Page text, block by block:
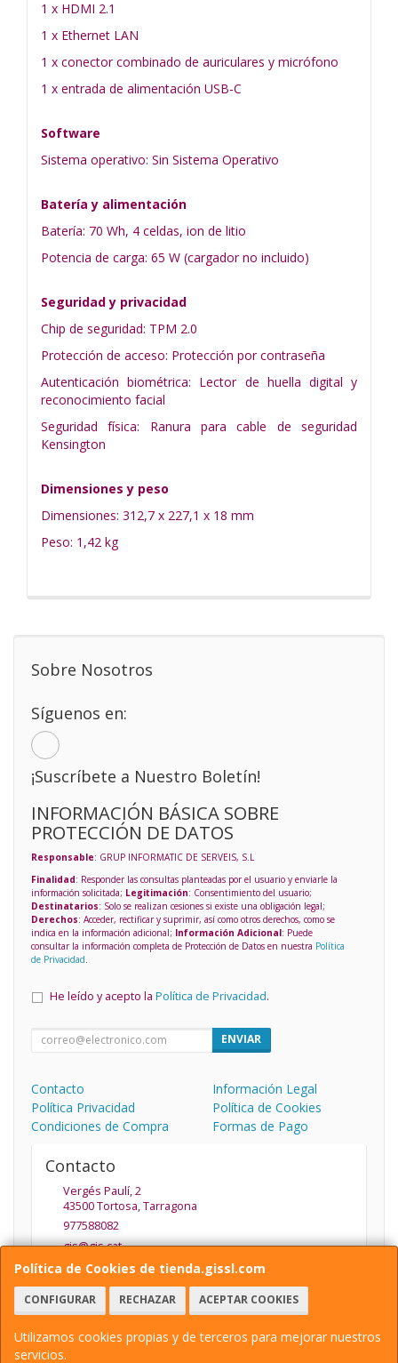
1 x HDMI 2.1
1 x Ethernet LAN
1 x conector combinado de auriculares y micrófono
1 x entrada de alimentación USB-C
Software
Sistema operativo: Sin Sistema Operativo
Batería y alimentación
Batería: 70 Wh, 4 celdas, ion de litio
Potencia de carga: 65 W (cargador no incluido)
Seguridad y privacidad
Chip de seguridad: TPM 2.0
Protección de acceso: Protección por contraseña
Autenticación biométrica: Lector de huella digital y
reconocimiento facial
Seguridad física: Ranura para cable de seguridad
Kensington
Dimensiones y peso
Dimensiones: 312,7 x 227,1 x 18 mm
Peso: 1,42 kg
Política de Cookies de tienda.gissl.com
CONFIGURAR RECHAZAR ACEPTAR COOKIES
Utilizamos cookies propias y de terceros para mejorar nuestros
servicios.
Sobre Nosotros
Síguenos en:
¡Suscríbete a Nuestro Boletín!
INFORMACIÓN BÁSICA SOBRE
PROTECCIÓN DE DATOS
Responsable: GRUP INFORMATIC DE SERVEIS, S.L
Finalidad: Responder las consultas planteadas por el usuario y enviarle la
información solicitada; Legitimación: Consentimiento del usuario;
Destinatarios: Solo se realizan cesiones si existe una obligación legal;
Derechos: Acceder, rectificar y suprimir, así como otros derechos, como se
indica en la información adicional; Información Adicional: Puede
consultar la información completa de Protección de Datos en nuestra Política
de Privacidad
He leído y acepto la Política de Privacidad.
ENVIAR
Contacto
Información Legal
Política Privacidad
Política de Cookies
Condiciones de Compra
Formas de Pago
Contacto
Vergés Paulí, 2
43500Tortosa,Tarragona
977588082
gis@gis.cat
Horario
De Lunes a Viernes de 9.30 a 13.30 y de 15:30 a 19:30